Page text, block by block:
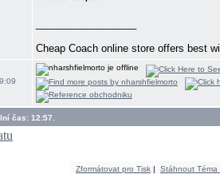
Cheap Coach online store offers best
čas: 12:57.
Zformátovat pro Tisk | Stáhnout Téma